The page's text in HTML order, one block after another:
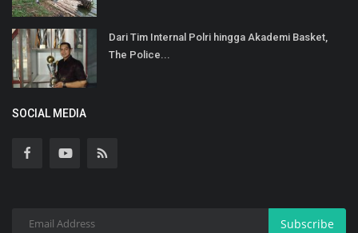
Dari Tim Internal Polri hingga Akademi Basket,
The Police...
SOCIAL MEDIA
Subscribe